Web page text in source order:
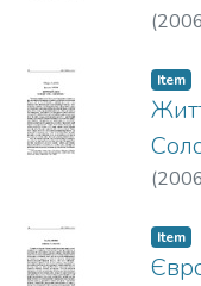
(
Item
(
Item